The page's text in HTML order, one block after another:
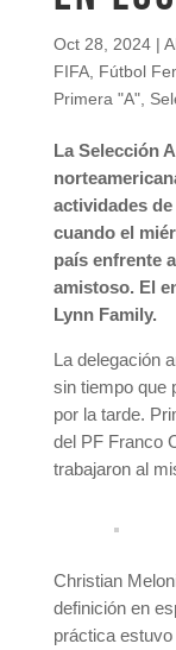
Oct 28, 2024|
FIFA, Fútbol
Primera "A",
La Selección
actividades
cuando el
país enfrente
amistoso. El
Lynn Family.
La delegación
sin tiempo que
por la tarde.
del PF Franco
trabajaron al
Christian
definición en
práctica